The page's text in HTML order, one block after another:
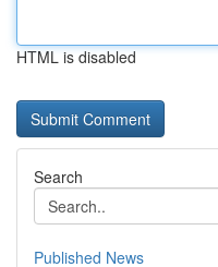
HTML is disabled
Search
Published News